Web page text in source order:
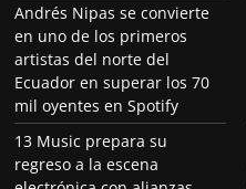
Andrés Nipas se convierte
en uno de los primeros
artistas del norte del
Ecuador en superar los 70
mil oyentes en Spotify
13 Music prepara su
regreso a la escena